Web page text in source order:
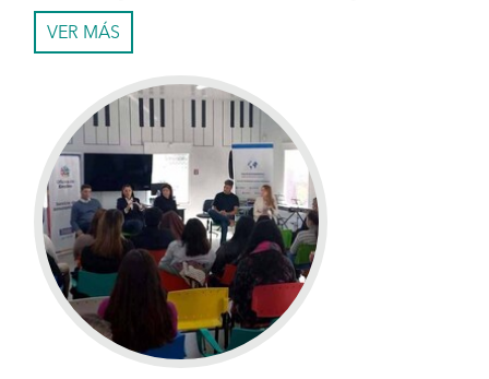
VER MÁS